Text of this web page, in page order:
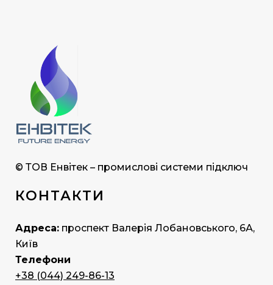
© ТОВ Енвітек – промислові системи підключ
КОНТАКТИ
Адреса: проспект Валерія Лобановського, 6А,
Київ
Телефони
+38 (044) 249-86-13